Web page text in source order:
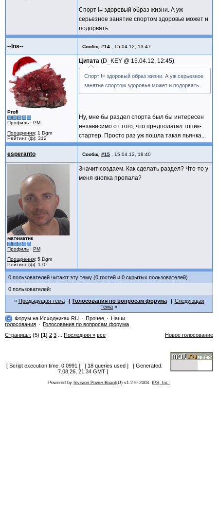
Спорт != здоровый образ жизни. А уж
серьезное занятие спортом здоровье может и
подорвать.
--Ins-- Сообщ. #14 15.04.12, 13:47
Profi
Профиль · PM
Поощрения: 1 Dgm
Рейтинг (ф): 312
Цитата D_KEY @ 15.04.12, 12:45
Спорт != здоровый образ жизни. А уж серьезное
занятие спортом здоровье может и подорвать.
Ну, мне бы раздел спорта был бы интересен
независимо от того, что предполагал топик-
стартер. Просто раз уж пошла такая пьянка...
esperanto Сообщ. #15 15.04.12, 18:40
математик
Профиль · PM
Поощрения: 5 Dgm
Рейтинг (ф): 170
Значит создаем. Как сделать раздел? Что-то у
меня кнопка пропала?
0 пользователей читают эту тему (0 гостей и 0 скрытых пользователей)
0 пользователей:
Предыдущая тема
Голосования по вопросам форума
Следующая
тема
Форум на Исходниках.RU
Прочее
Наши
голосования
Голосования по вопросам форума
Страницы: (5) [1] 2 3 Последняя » все Новое голосование
[ Script execution time: 0.0991 ] [ 18 queries used ] [ Generated:
7.08.26, 21:34 GMT ]
Powered by Invision Power Board(U) v1.2 © 2003 IPS, Inc.